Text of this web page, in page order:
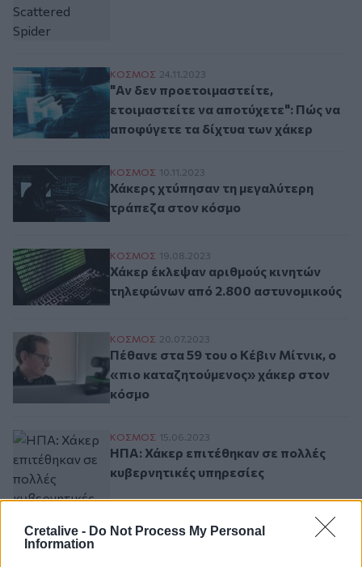
Cretalive - Do Not Process My Personal
Information
"Αν δεν προετοιμαστείτε, ετοιμαστείτε
ΚΟΣΜΟΣ 24.11.2023
"Αν δεν προετοιμαστείτε,
ετοιμαστείτε να αποτύχετε": Πώς να
αποφύγετε τα δίχτυα των χάκερ
Χάκερς χτύπησαν τη μεγαλύτερη
ΚΟΣΜΟΣ 10.11.2023
Χάκερς χτύπησαν τη μεγαλύτερη
τράπεζα στον κόσμο
Χάκερ έκλεψαν αριθμούς κινητών
ΚΟΣΜΟΣ 19.08.2023
Χάκερ έκλεψαν αριθμούς κινητών
τηλεφώνων από 2.800 αστυνομικούς
Πέθανε στα 59 του ο Κέβιν Μίτνικ, o
ΚΟΣΜΟΣ 20.07.2023
Πέθανε στα 59 του ο Κέβιν Μίτνικ, o
«πιο καταζητούμενος» χάκερ στον
κόσμο
ΗΠΑ: Χάκερ επιτέθηκαν σε πολλές
ΚΟΣΜΟΣ 15.06.2023
ΗΠΑ: Χάκερ επιτέθηκαν σε πολλές
κυβερνητικές υπηρεσίες